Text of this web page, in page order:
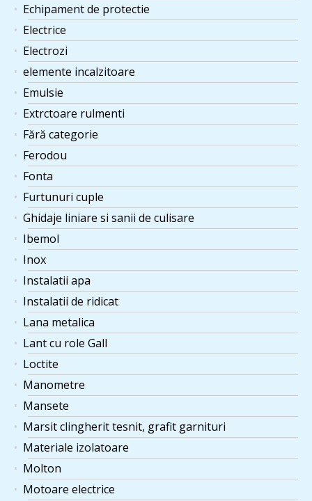
Echipament de protectie
Electrice
Electrozi
elemente incalzitoare
Emulsie
Extrctoare rulmenti
Fără categorie
Ferodou
Fonta
Furtunuri cuple
Ghidaje liniare si sanii de culisare
Ibemol
Inox
Instalatii apa
Instalatii de ridicat
Lana metalica
Lant cu role Gall
Loctite
Manometre
Mansete
Marsit clingherit tesnit, grafit garnituri
Materiale izolatoare
Molton
Motoare electrice